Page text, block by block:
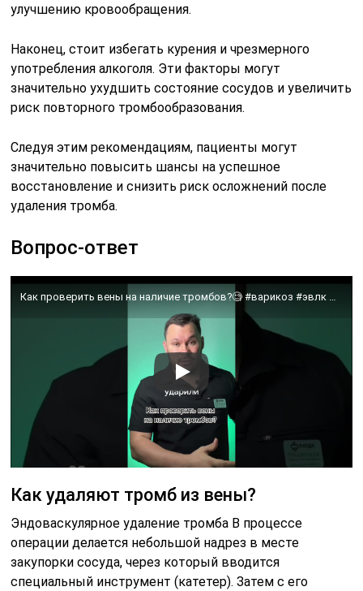
улучшению кровообращения.
Наконец, стоит избегать курения и чрезмерного
употребления алкоголя. Эти факторы могут
значительно ухудшить состояние сосудов и увеличить
риск повторного тромбообразования.
Следуя этим рекомендациям, пациенты могут
значительно повысить шансы на успешное
восстановление и снизить риск осложнений после
удаления тромба.
Вопрос-ответ
Как удаляют тромб из вены?
Эндоваскулярное удаление тромба В процессе
операции делается небольшой надрез в месте
закупорки сосуда, через который вводится
специальный инструмент (катетер). Затем с его